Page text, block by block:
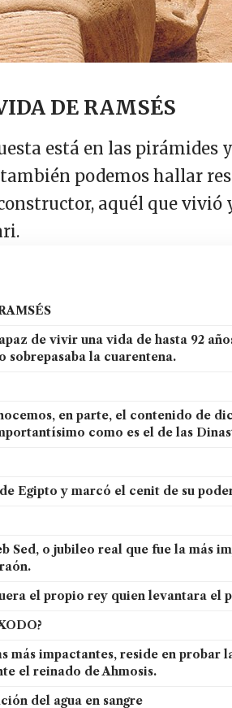
DE RAMSÉS
está en las pirámides
podemos hallar
aquél que vivió
de vivir una vida de hasta 92
sobrepasaba la cuarentena.
en parte, el contenido de
como es el de las
Egipto y marcó el cenit de su
Sed, o jubileo real que fue la más
el propio rey quien levantara el
más impactantes, reside en probar
el reinado de Ahmosis.
del agua en sangre